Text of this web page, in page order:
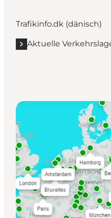
Trafikinfo.dk (dänisch)
Aktuelle